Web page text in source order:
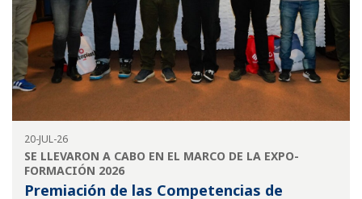
20-JUL-26
SE LLEVARON A CABO EN EL MARCO DE LA EXPO-
FORMACIÓN 2026
Premiación de las Competencias de